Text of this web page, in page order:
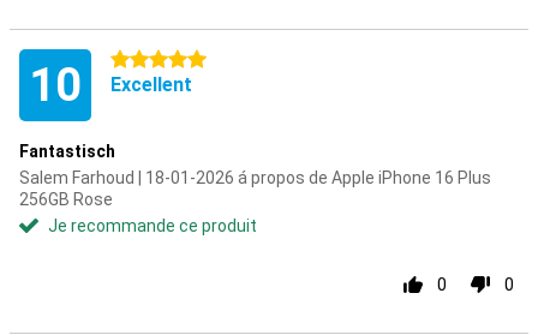
10 5 étoiles
Excellent
Fantastisch
Salem Farhoud | 18-01-2026 á propos de Apple iPhone 16 Plus
256GB Rose
Je recommande ce produit
0 0